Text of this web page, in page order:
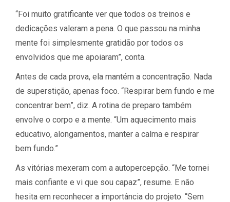
“Foi muito gratificante ver que todos os treinos e
dedicações valeram a pena. O que passou na minha
mente foi simplesmente gratidão por todos os
envolvidos que me apoiaram”, conta.
Antes de cada prova, ela mantém a concentração. Nada
de superstição, apenas foco. “Respirar bem fundo e me
concentrar bem”, diz. A rotina de preparo também
envolve o corpo e a mente. “Um aquecimento mais
educativo, alongamentos, manter a calma e respirar
bem fundo.”
As vitórias mexeram com a autopercepção. “Me tornei
mais confiante e vi que sou capaz”, resume. E não
hesita em reconhecer a importância do projeto. “Sem